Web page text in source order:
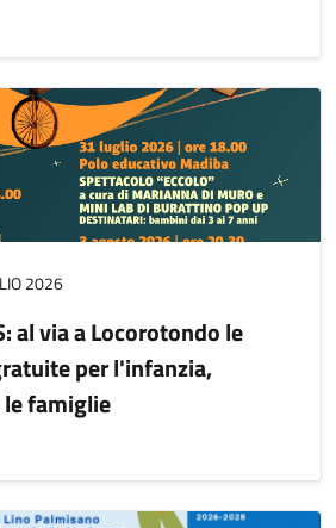
2026
al via a Locorotondo le
per l'infanzia,
le famiglie